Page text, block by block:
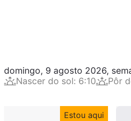
domingo, 9 agosto 2026,
Nascer do sol: 6:10 Pôr
Estou aqui